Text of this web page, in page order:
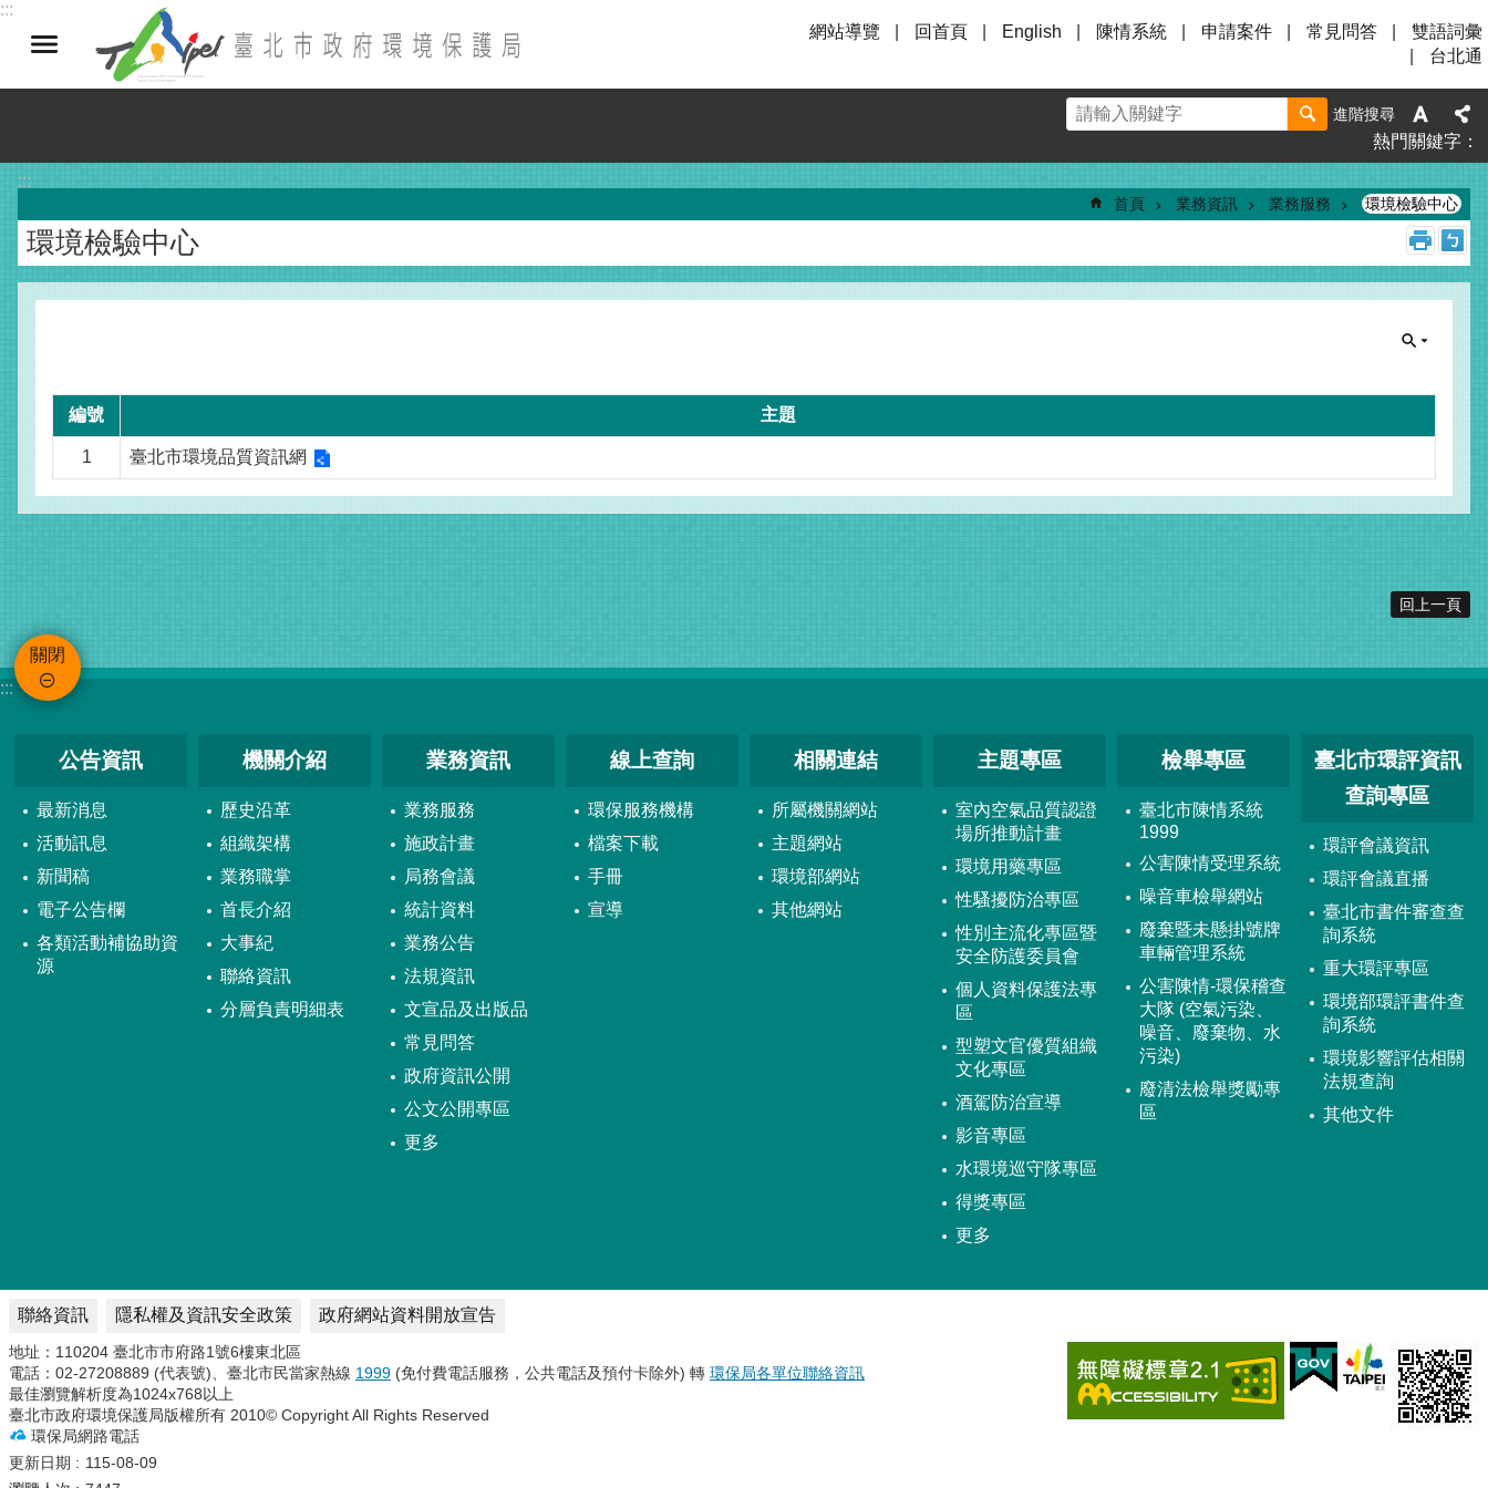
跳到主要內容區塊
:::
網站導覽
回首頁 English 陳情系統 申請案件 常見問答
雙語詞彙
台北通
進階搜尋
熱門關鍵字
:::
首頁 業務資訊 業務服務 環境檢驗中心
環境檢驗中心
編號 主題
1 臺北市環境品質資訊網
回上一頁
關閉
:::
公告資訊
最新消息
活動訊息
新聞稿
電子公告欄
各類活動補協助資
源
機關介紹
歷史沿革
組織架構
業務職掌
首長介紹
大事紀
聯絡資訊
分層負責明細表
業務資訊
業務服務
施政計畫
局務會議
統計資料
業務公告
法規資訊
文宣品及出版品
常見問答
政府資訊公開
公文公開專區
更多
線上查詢
環保服務機構
檔案下載
手冊
宣導
相關連結
所屬機關網站
主題網站
環境部網站
其他網站
主題專區
室內空氣品質認證
場所推動計畫
環境用藥專區
性騷擾防治專區
性別主流化專區暨
安全防護委員會
個人資料保護法專
區
型塑文官優質組織
文化專區
酒駕防治宣導
影音專區
水環境巡守隊專區
得獎專區
更多
檢舉專區
臺北市陳情系統
1999
公害陳情受理系統
噪音車檢舉網站
廢棄暨未懸掛號牌
車輛管理系統
公害陳情-環保稽查
大隊 (空氣污染、
噪音、廢棄物、水
污染)
廢清法檢舉獎勵專
區
臺北市環評資訊
查詢專區
環評會議資訊
環評會議直播
臺北市書件審查查
詢系統
重大環評專區
環境部環評書件查
詢系統
環境影響評估相關
法規查詢
其他文件
聯絡資訊 隱私權及資訊安全政策 政府網站資料開放宣告
地址：110204 臺北市市府路1號6樓東北區
電話：02-27208889 (代表號)、臺北市民當家熱線 1999 (免付費電話服務，公共電話及預付卡除外) 轉 環保局各單位聯絡資訊
最佳瀏覽解析度為1024x768以上
臺北市政府環境保護局版權所有 2010© Copyright All Rights Reserved
環保局網路電話
更新日期
115-08-09